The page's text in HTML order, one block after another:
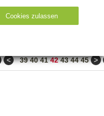
Bestseller
< 39 40 41 42 43 44 45 >
Cookies zulassen